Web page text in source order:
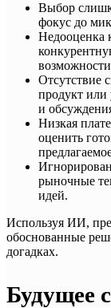
Выбор
фокус до
Недооценка
Отсутствие
продукт или
и
Низкая
оценить
рыночные
идей.
Используя ИИ,
обоснованные
догадках.
Будущее